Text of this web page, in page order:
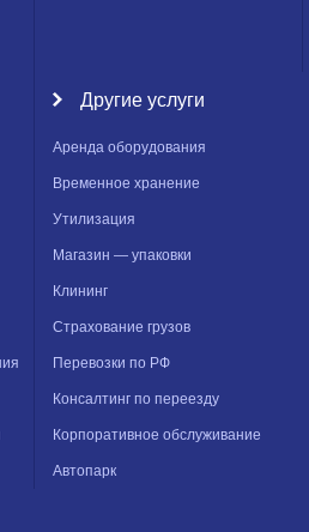
Другие услуги
Аренда оборудования
Временное хранение
Утилизация
Магазин — упаковки
Клининг
Страхование грузов
Перевозки по РФ
Консалтинг по переезду
Корпоративное обслуживание
Автопарк